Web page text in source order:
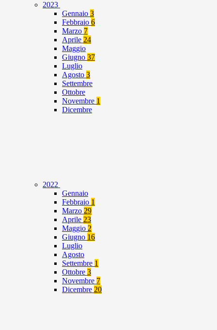
2023
Gennaio 3
Febbraio 6
Marzo 7
Aprile 24
Maggio
Giugno 37
Luglio
Agosto 3
Settembre
Ottobre
Novembre 1
Dicembre
2022
Gennaio
Febbraio 1
Marzo 29
Aprile 23
Maggio 2
Giugno 16
Luglio
Agosto
Settembre 1
Ottobre 3
Novembre 7
Dicembre 20